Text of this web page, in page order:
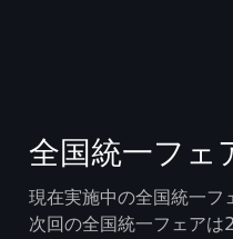
全国統一フェ
現在実施中の全国統一フ
次回の全国統一フェア